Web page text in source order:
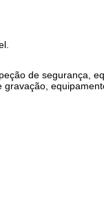
de segurança,